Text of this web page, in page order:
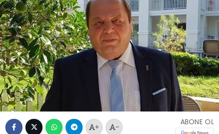
+ -
ABONE OL